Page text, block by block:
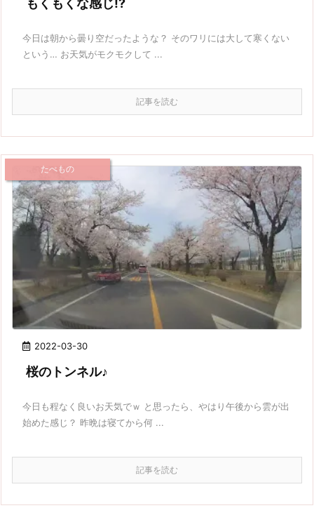
もくもくな感じ!?
今日は朝から曇り空だったような？ そのワリには大して寒くない
という… お天気がモクモクして ...
記事を読む
2022-03-30
たべもの
桜のトンネル♪
今日も程なく良いお天気でｗ と思ったら、やはり午後から雲が出
始めた感じ？ 昨晩は寝てから何 ...
記事を読む